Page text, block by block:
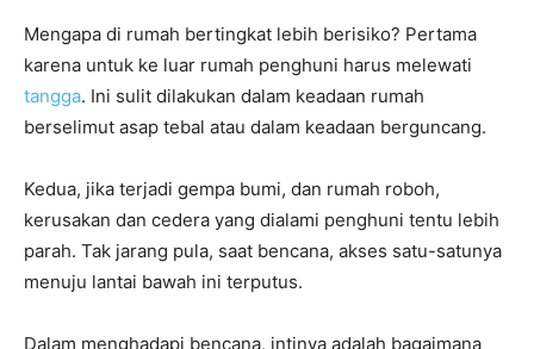
Mengapa di rumah bertingkat lebih berisiko? Pertama
karena untuk ke luar rumah penghuni harus melewati
tangga. Ini sulit dilakukan dalam keadaan rumah
berselimut asap tebal atau dalam keadaan berguncang.
Kedua, jika terjadi gempa bumi, dan rumah roboh,
kerusakan dan cedera yang dialami penghuni tentu lebih
parah. Tak jarang pula, saat bencana, akses satu-satunya
menuju lantai bawah ini terputus.
Dalam menghadapi bencana, intinya adalah bagaimana